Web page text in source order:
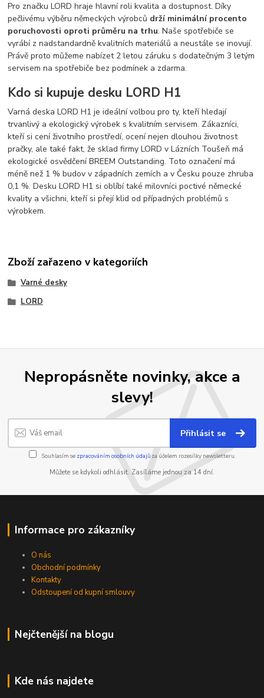
Pro značku LORD hraje hlavní roli kvalita a dostupnost. Díky
pečlivému výběru německých výrobců drží minimální procento
poruchovosti oproti průměru na trhu. Naše spotřebiče se
vyrábí z nadstandardně kvalitních materiálů a neustále se inovují.
Právě proto můžeme nabízet 2 letou záruku s dodatečným 3 letým
servisem na spotřebiče bez podmínek a zdarma.
Kdo si kupuje desku LORD H1
Varná deska LORD H1 je ideální volbou pro ty, kteří hledají
trvanlivý a ekologický výrobek s kvalitním servisem. Zákazníci,
kteří si cení životního prostředí, ocení nejen dlouhou životnost
pračky, ale také fakt, že sklad firmy LORD v Lázních Toušeň má
ekologické osvědčení BREEM Outstanding. Toto označení má
méně než 1 % budov v západních zemích a v Česku pouze zhruba
0,1 %. Desku LORD H1 si oblíbí také milovníci poctivé německé
kvality a všichni, kteří si přejí klid od případných problémů s
výrobkem.
Zboží zařazeno v kategoriích
Varné desky
LORD
Nepropásněte novinky, akce a
slevy!
Přihlásit se
Souhlasím se zpracováním osobních údajůza účelem rozesílky newsletteru.
Můžete se kdykoli odhlásit. Zasíláme jednou za 14 dní.
Informace pro zákazníky
O nás
Obchodní podmínky
Kontakty
Odstoupení od kupní smlouvy
Nejčtenější na blogu
Kde nás najdete